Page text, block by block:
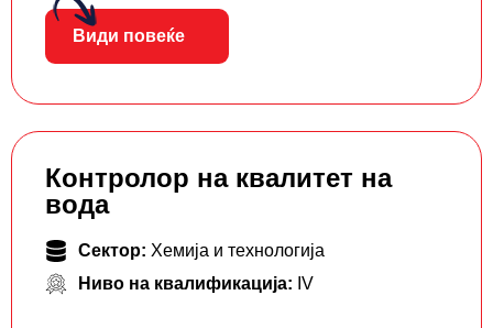
Види повеќе
Контролор на квалитет на
вода
Сектор: Хемија и технологија
Ниво на квалификација: IV